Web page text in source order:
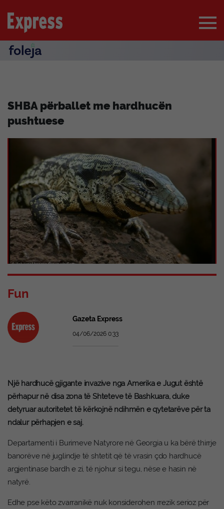
SHBA përballet me hardhucën
pushtuese
Fun
Gazeta Express
04/06/2026 0:33
Një hardhucë gjigante invazive nga Amerika e Jugut është
përhapur në disa zona të Shteteve të Bashkuara, duke
detyruar autoritetet të kërkojnë ndihmën e qytetarëve për ta
ndalur përhapjen e saj.
Departamenti i Burimeve Natyrore në Georgia u ka bërë thirrje
banorëve në juglindje të shtetit që të vrasin çdo hardhucë
argjentinase bardh e zi, të njohur si tegu, nëse e hasin në
natyrë.
Edhe pse këto zvarranikë nuk konsiderohen rrezik serioz për